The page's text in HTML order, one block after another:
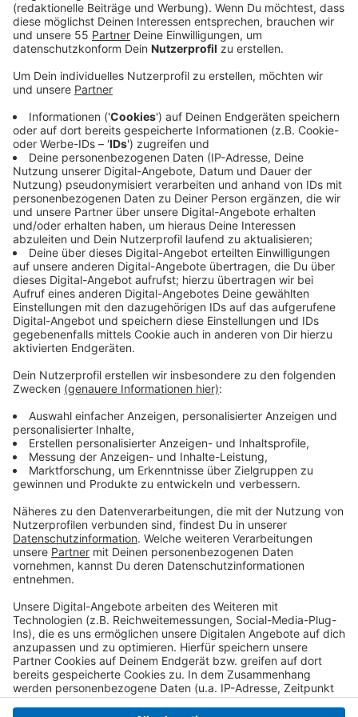
Anzeige
Die Unwetter haben zudem schlimme Verwüstungen
hinterlassen. Hilfe bekommen die Menschen vor Ort
jetzt aus dem Kreis Viersen. action medeor aus
Tönisvorst hat eine Soforthilfe in Höhe von 10.000
Euro für die betroffenden Menschen in der Region zur
Verfügung gestellt. Mit dem Geld soll für
Nahrungsmittel, sauberes Wasser und den Schutz der
betroffenen Einwohner gesorgt werden, teilt das
Medikamentenhilfswerk mit. Die Hilfe soll über lokale
Partner von action medeor an den benötigten Stellen
ankommen. Das Hilfswerk hat außerdem ein
Spendenkonto für Pakistan eröffnet:
Wer die Arbeit von action medeor unterstützen
möchte, kann dies mit einer Spende tun – online
unter www.medeor.de oder unter dem
Spendenkonto DE78 3205 0000 0000 0099 93 bei
der Sparkasse Krefeld, Stichwort „Nothilfe
Pakistan“.
Auch das Bündnis „Aktion Deutschland Hilft“, in
dem action medeor Mitglied ist, ruft aktuell zu
Spenden für Pakistan auf. Spendenkonto DE62
3702 0500 0000 1020 30, Stichwort „Flut
Pakistan“.
Anzeige
Anzeige